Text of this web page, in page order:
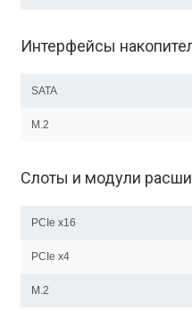
Интерфейсы
SATA
M.2
Слоты и модули
PCIe x16
PCIe x4
M.2